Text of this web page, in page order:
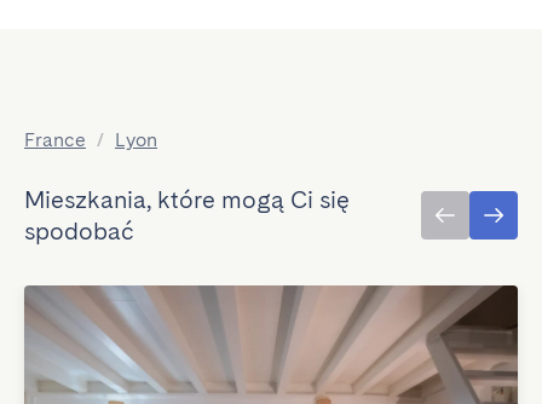
France / Lyon
Mieszkania, które mogą Ci się
spodobać